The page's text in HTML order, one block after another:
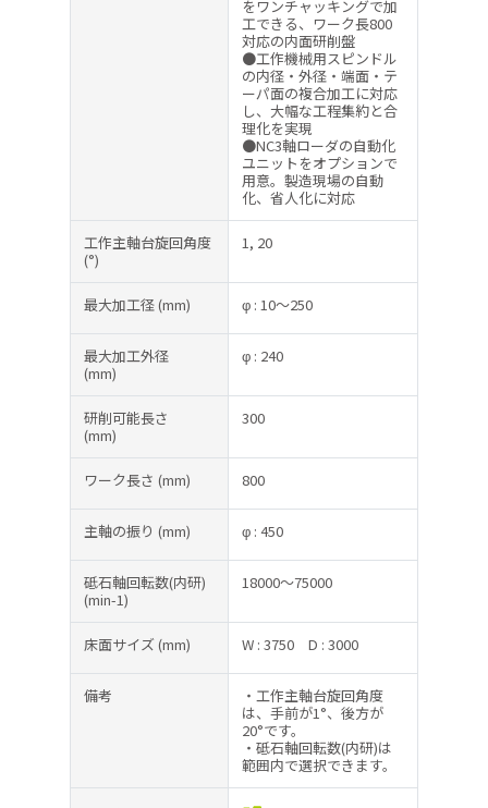
をワンチャッキングで加
工できる、ワーク長800
対応の内面研削盤
●工作機械用スピンドル
の内径・外径・端面・テ
ーパ面の複合加工に対応
し、大幅な工程集約と合
理化を実現
●NC3軸ローダの自動化
ユニットをオプションで
用意。製造現場の自動
化、省人化に対応
工作主軸台旋回角度
(°)
1, 20
最大加工径(mm) φ : 10～250
最大加工外径
(mm)
φ : 240
研削可能長さ
(mm)
300
ワーク長さ (mm) 800
主軸の振り (mm) φ : 450
砥石軸回転数(内研)
(min-1)
18000～75000
床面サイズ(mm) W : 3750 D : 3000
備考
・工作主軸台旋回角度
は、手前が1°、後方が
20°です。
・砥石軸回転数(内研)は
範囲内で選択できます。